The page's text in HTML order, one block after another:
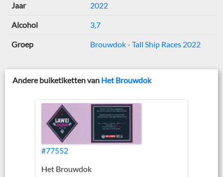
Jaar 2022
Alcohol 3,7
Groep Brouwdok - Tall Ship Races 2022
Andere buiketiketten van Het Brouwdok
#77552
Het Brouwdok